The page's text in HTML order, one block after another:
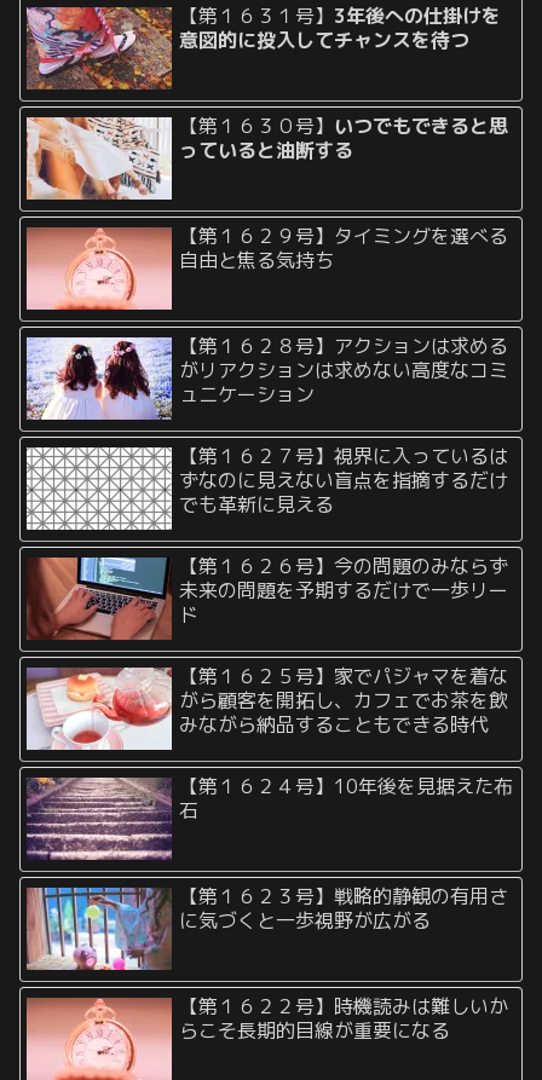
【第１６３１号】 3年後への仕掛けを
意図的に投入してチャンスを待つ
【第１６３０号】 いつでもできると思
っていると油断する
【第１６２９号】タイミングを選べる
自由と焦る気持ち
【第１６２８号】アクションは求める
がリアクションは求めない高度なコミ
ュニケーション
【第１６２７号】視界に入っているは
ずなのに見えない盲点を指摘するだけ
でも革新に見える
【第１６２６号】今の問題のみならず
未来の問題を予期するだけで一歩リー
ド
【第１６２５号】家でパジャマを着な
がら顧客を開拓し、カフェでお茶を飲
みながら納品することもできる時代
【第１６２４号】10年後を見据えた布
石
【第１６２３号】戦略的静観の有用さ
に気づくと一歩視野が広がる
【第１６２２号】時機読みは難しいか
らこそ長期的目線が重要になる